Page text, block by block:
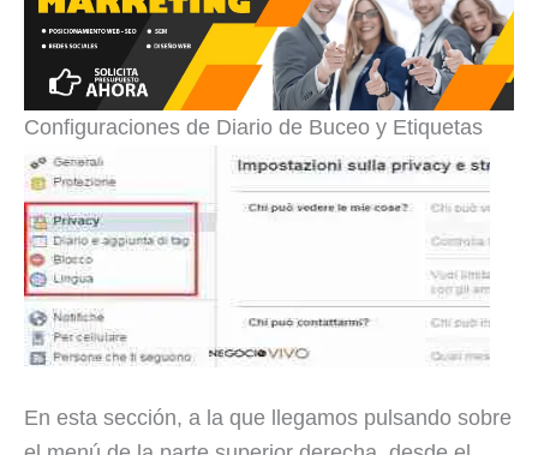
Configuraciones de Diario de Buceo y Etiquetas
En esta sección, a la que llegamos pulsando sobre